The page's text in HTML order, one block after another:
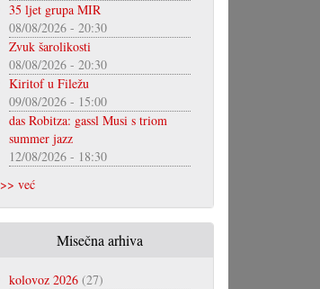
35 ljet grupa MIR
08/08/2026 - 20:30
Zvuk šarolikosti
08/08/2026 - 20:30
Kiritof u Filežu
09/08/2026 - 15:00
das Robitza: gassl Musi s triom
summer jazz
12/08/2026 - 18:30
>> već
Misečna arhiva
kolovoz 2026(27)